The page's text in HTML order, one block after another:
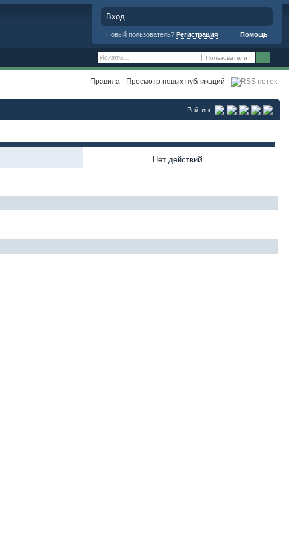
Вход
Новый пользователь? Регистрация Помощь
Пользователи
Правила Просмотр новых публикаций
Рейтинг:
Нет действий